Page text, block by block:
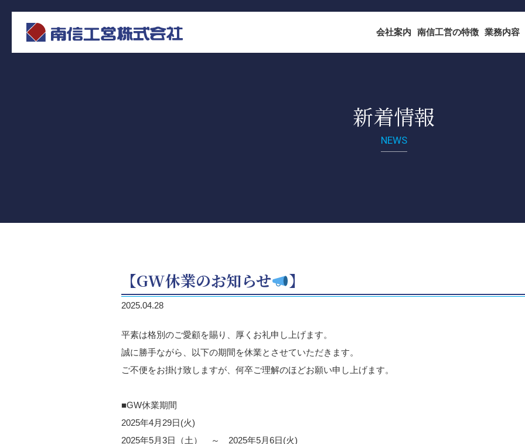
会社案内 南信工営の特徴 業務内容
新着情報
NEWS
【GW休業のお知らせ 】
2025.04.28
平素は格別のご愛顧を賜り、厚くお礼申し上げます。
誠に勝手ながら、以下の期間を休業とさせていただきます。
ご不便をお掛け致しますが、何卒ご理解のほどお願い申し上げます。
■GW休業期間
2025年4月29日(火)
2025年5月3日（土） ～ 2025年5月6日(火)